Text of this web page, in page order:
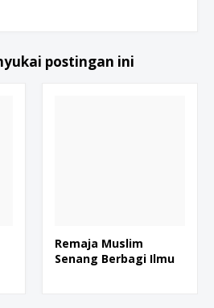
postingan ini
Remaja Muslim
Senang Berbagi Ilmu